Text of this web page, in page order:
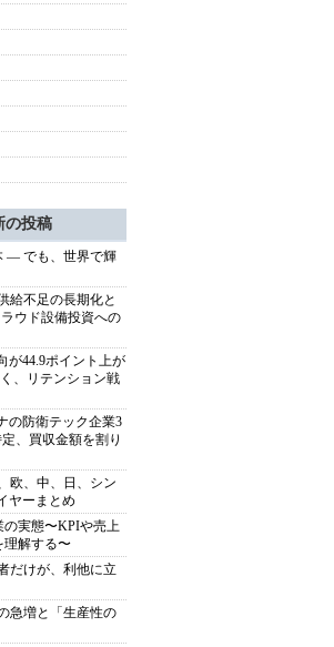
の投稿
― でも、世界で輝
給不足の長期化と
ウド設備投資への
が44.9ポイント上が
、リテンション戦
の防衛テック企業3
、買収金額を割り
欧、中、日、シン
ヤーまとめ
の実態〜KPIや売上
理解する〜
だけが、利他に立
急増と「生産性の